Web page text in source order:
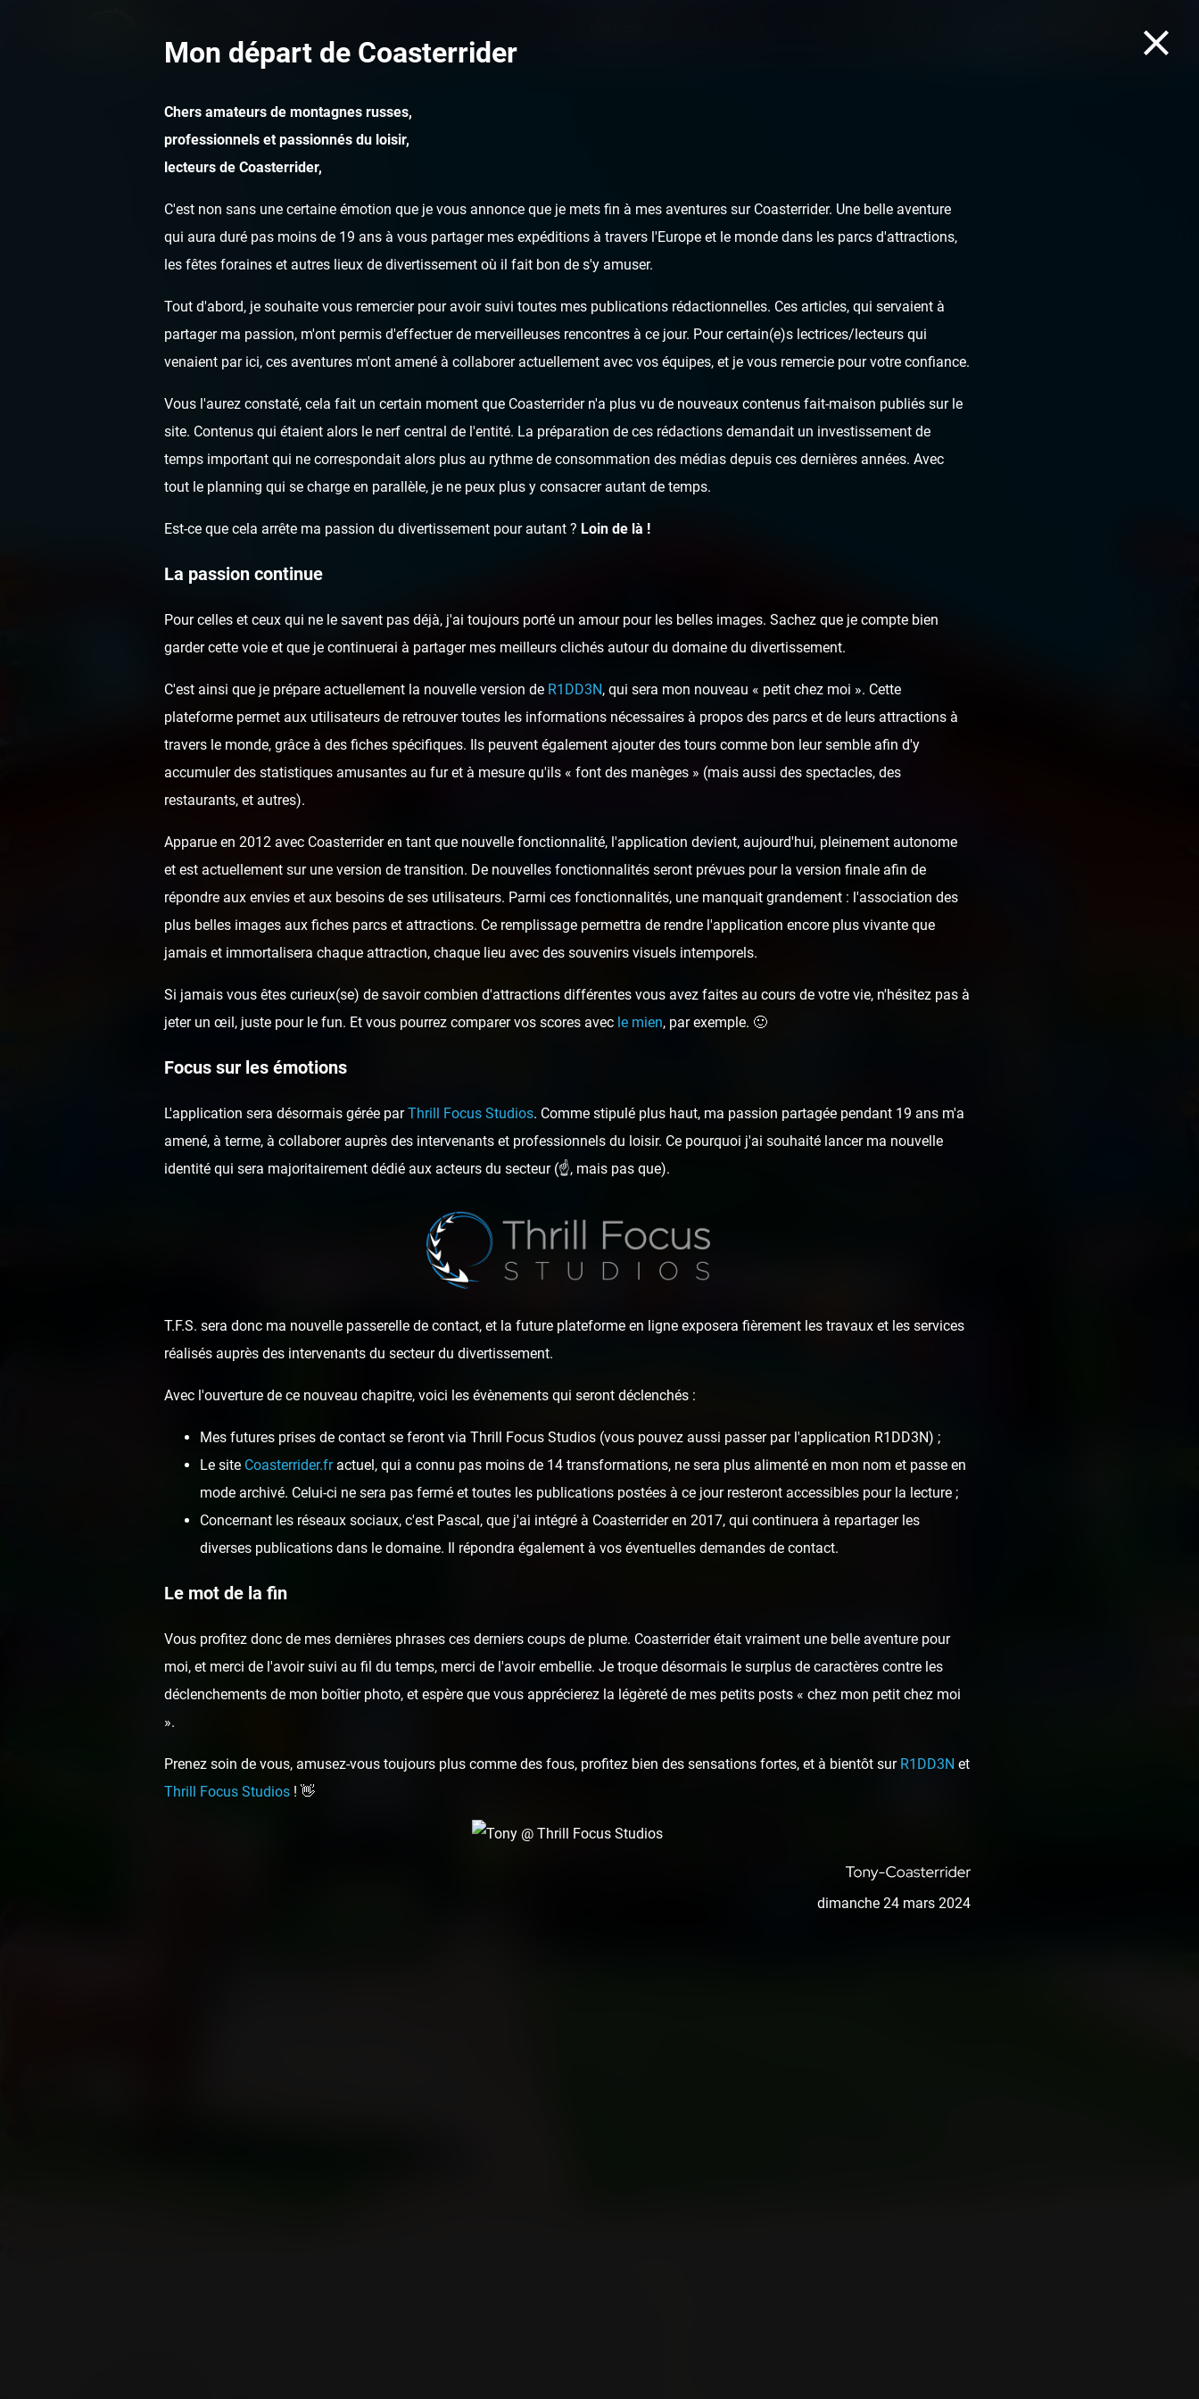
Luna Park Carnon — 2 août 2020
Mon départ de Coasterrider
Chers amateurs de montagnes russes,
professionnels et passionnés du loisir,
lecteurs de Coasterrider,
C'est non sans une certaine émotion que je vous annonce que je mets fin à mes aventures sur Coasterrider. Une belle aventure
qui aura duré pas moins de 19 ans à vous partager mes expéditions à travers l'Europe et le monde dans les parcs d'attractions,
les fêtes foraines et autres lieux de divertissement où il fait bon de s'y amuser.
Tout d'abord, je souhaite vous remercier pour avoir suivi toutes mes publications rédactionnelles. Ces articles, qui servaient à
partager ma passion, m'ont permis d'effectuer de merveilleuses rencontres à ce jour. Pour certain(e)s lectrices/lecteurs qui
venaient par ici, ces aventures m'ont amené à collaborer actuellement avec vos équipes, et je vous remercie pour votre confiance.
Vous l'aurez constaté, cela fait un certain moment que Coasterrider n'a plus vu de nouveaux contenus fait-maison publiés sur le
site. Contenus qui étaient alors le nerf central de l'entité. La préparation de ces rédactions demandait un investissement de
temps important qui ne correspondait alors plus au rythme de consommation des médias depuis ces dernières années. Avec
tout le planning qui se charge en parallèle, je ne peux plus y consacrer autant de temps.
Est-ce que cela arrête ma passion du divertissement pour autant ? Loin de là !
La passion continue
Pour celles et ceux qui ne le savent pas déjà, j'ai toujours porté un amour pour les belles images. Sachez que je compte bien
garder cette voie et que je continuerai à partager mes meilleurs clichés autour du domaine du divertissement.
C'est ainsi que je prépare actuellement la nouvelle version de R1DD3N, qui sera mon nouveau « petit chez moi ». Cette
plateforme permet aux utilisateurs de retrouver toutes les informations nécessaires à propos des parcs et de leurs attractions à
travers le monde, grâce à des fiches spécifiques. Ils peuvent également ajouter des tours comme bon leur semble afin d'y
accumuler des statistiques amusantes au fur et à mesure qu'ils « font des manèges » (mais aussi des spectacles, des
restaurants, et autres).
Apparue en 2012 avec Coasterrider en tant que nouvelle fonctionnalité, l'application devient, aujourd'hui, pleinement autonome
et est actuellement sur une version de transition. De nouvelles fonctionnalités seront prévues pour la version finale afin de
répondre aux envies et aux besoins de ses utilisateurs. Parmi ces fonctionnalités, une manquait grandement : l'association des
plus belles images aux fiches parcs et attractions. Ce remplissage permettra de rendre l'application encore plus vivante que
jamais et immortalisera chaque attraction, chaque lieu avec des souvenirs visuels intemporels.
Si jamais vous êtes curieux(se) de savoir combien d'attractions différentes vous avez faites au cours de votre vie, n'hésitez pas à
jeter un œil, juste pour le fun. Et vous pourrez comparer vos scores avec le mien, par exemple. 🙂
Focus sur les émotions
L'application sera désormais gérée parThrill Focus Studios. Comme stipulé plus haut, ma passion partagée pendant 19 ans m'a
amené, à terme, à collaborer auprès des intervenants et professionnels du loisir. Ce pourquoi j'ai souhaité lancer ma nouvelle
identité qui sera majoritairement dédié aux acteurs du secteur (☝️, mais pas que).
T.F.S. sera donc ma nouvelle passerelle de contact, et la future plateforme en ligne exposera fièrement les travaux et les services
réalisés auprès des intervenants du secteur du divertissement.
Avec l'ouverture de ce nouveau chapitre, voici les évènements qui seront déclenchés :
Mes futures prises de contact se feront via Thrill Focus Studios (vous pouvez aussi passer par l'application R1DD3N) ;
Le site Coasterrider.fractuel, qui a connu pas moins de 14 transformations, ne sera plus alimenté en mon nom et passe en
mode archivé. Celui-ci ne sera pas fermé et toutes les publications postées à ce jour resteront accessibles pour la lecture ;
Concernant les réseaux sociaux, c'est Pascal, que j'ai intégré à Coasterrider en 2017, qui continuera à repartager les
diverses publications dans le domaine. Il répondra également à vos éventuelles demandes de contact.
Le mot de la fin
Vous profitez donc de mes dernières phrases ces derniers coups de plume. Coasterrider était vraiment une belle aventure pour
moi, et merci de l'avoir suivi au fil du temps, merci de l'avoir embellie. Je troque désormais le surplus de caractères contre les
déclenchements de mon boîtier photo, et espère que vous apprécierez la légèreté de mes petits posts « chez mon petit chez moi
».
Prenez soin de vous, amusez-vous toujours plus comme des fous, profitez bien des sensations fortes, et à bientôt sur R1DD3N et
Thrill Focus Studios ! 👋
dimanche 24 mars 2024